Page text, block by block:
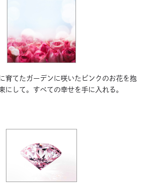
育てたガーデンに咲いたピンクのお花を抱
にして。すべての幸せを手に入れる。